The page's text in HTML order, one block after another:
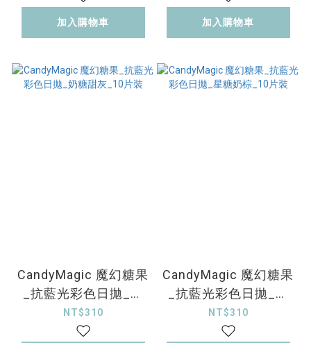
加入購物車 加入購物車
CandyMagic 魔幻糖果
_抗藍光彩色日拋_奶
糖甜灰_10片裝
NT$310
CandyMagic 魔幻糖果
_抗藍光彩色日拋_星
糖奶棕_10片裝
NT$310